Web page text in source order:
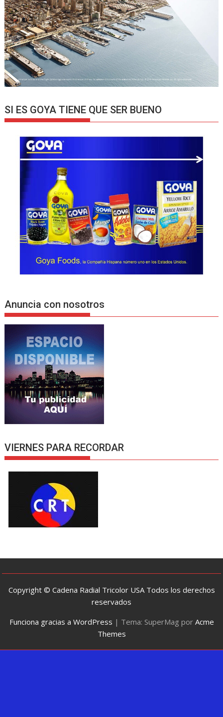
SI ES GOYA TIENE QUE SER BUENO
Anuncia con nosotros
VIERNES PARA RECORDAR
Copyright © Cadena Radial Tricolor USA Todos los derechos
reservados
Funciona gracias a WordPress | Tema: SuperMag por Acme
Themes